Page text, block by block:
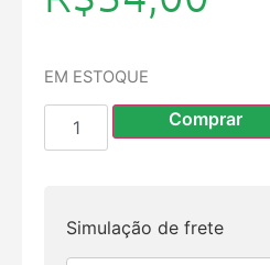
EM ESTOQUE
Comprar
Simulação de frete